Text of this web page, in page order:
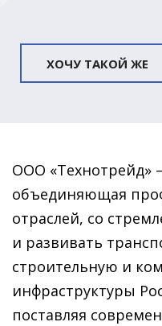
ХОЧУ ТАКОЙ ЖЕ
ООО «Технотрейд»
объединяющая
отраслей, со
и развивать
строительную и
инфраструктуры
поставляя